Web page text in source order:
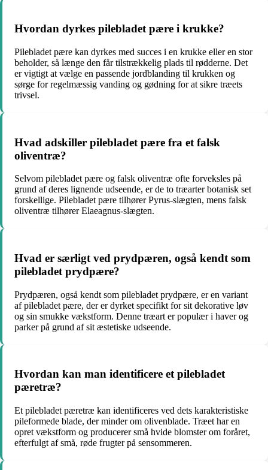
Hvordan dyrkes pilebladet pære i krukke?
Pilebladet pære kan dyrkes med succes i en krukke eller en stor
beholder, så længe den får tilstrækkelig plads til rødderne. Det
er vigtigt at vælge en passende jordblanding til krukken og
sørge for regelmæssig vanding og gødning for at sikre træets
trivsel.
Hvad adskiller pilebladet pære fra et falsk
oliventræ?
Selvom pilebladet pære og falsk oliventræ ofte forveksles på
grund af deres lignende udseende, er de to træarter botanisk set
forskellige. Pilebladet pære tilhører Pyrus-slægten, mens falsk
oliventræ tilhører Elaeagnus-slægten.
Hvad er særligt ved prydpæren, også kendt som
pilebladet prydpære?
Prydpæren, også kendt som pilebladet prydpære, er en variant
af pilebladet pære, der er dyrket specifikt for sit dekorative løv
og sin smukke vækstform. Denne træart er populær i haver og
parker på grund af sit æstetiske udseende.
Hvordan kan man identificere et pilebladet
pæretræ?
Et pilebladet pæretræ kan identificeres ved dets karakteristiske
pileformede blade, der minder om olivenblade. Træet har en
opret vækstform og producerer små hvide blomster om foråret,
efterfulgt af små, røde frugter på sensommeren.